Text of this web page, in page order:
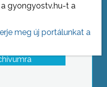
gyongyostv.hu-t a
meg új portálunkat a